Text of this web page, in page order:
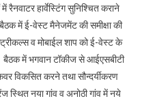
रैनवाटर हार्वेस्टिंग सुनिश्चित कराने
बैठक में ई-वेस्ट मैनेजमेंट की समीक्षा की
व मोबाईल शाप को ई-वेस्ट के
बैठक में भगवान टॉकीज से आईएसबीटी
विकसित करने तथा सौन्दर्यीकरण
स्थित नया गांव व अनोठी गांव में नये